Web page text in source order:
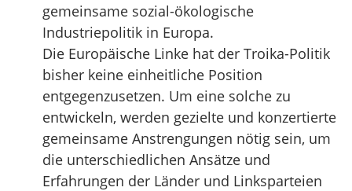
gemeinsame sozial-ökologische
Industriepolitik in Europa.
Die Europäische Linke hat der Troika-Politik
bisher keine einheitliche Position
entgegenzusetzen. Um eine solche zu
entwickeln, werden gezielte und konzertierte
gemeinsame Anstrengungen nötig sein, um
die unterschiedlichen Ansätze und
Erfahrungen der Länder und Linksparteien